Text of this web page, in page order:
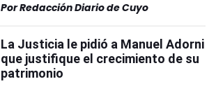
PorRedacción Diario de Cuyo
La Justicia le pidió a Manuel Adorni
que justifique el crecimiento de su
patrimonio